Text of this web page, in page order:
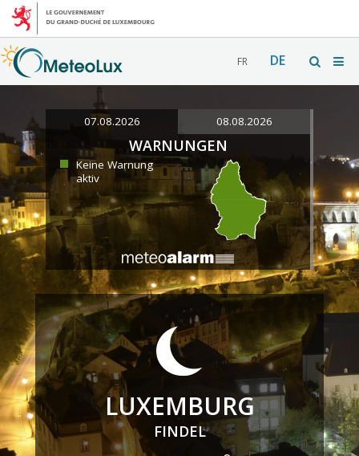
FR DE
07.08.2026 08.08.2026
WARNUNGEN
Keine Warnung
aktiv
LUXEMBURG
FINDEL